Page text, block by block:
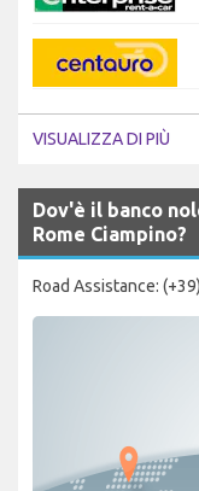
VISUALIZZA DI PIÙ
Dov'è il banco
Rome Ciampino?
Road Assistance: